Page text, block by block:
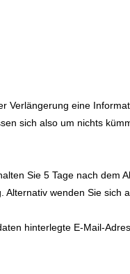
Verlängerung eine
sich also um nichts
Sie 5 Tage nach dem
wenden Sie sich
hinterlegte E-Mail-